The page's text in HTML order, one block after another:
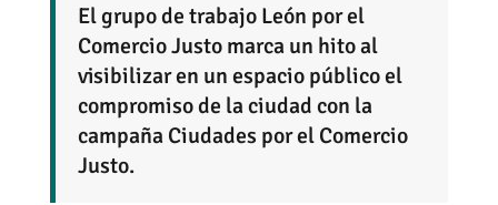
El grupo de trabajo León por el
Comercio Justo marca un hito al
visibilizar en un espacio público el
compromiso de la ciudad con la
campaña Ciudades por el Comercio
Justo.